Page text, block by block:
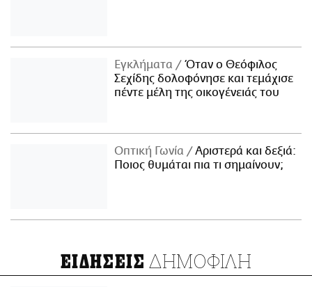
Εγκλήματα
Όταν ο Θεόφιλος
Σεχίδης δολοφόνησε και τεμάχισε
πέντε μέλη της οικογένειάς του
Οπτική Γωνία
Αριστερά και δεξιά:
Ποιος θυμάται πια τι σημαίνουν;
ΕΙΔΗΣΕΙΣ ΔΗΜΟΦΙΛΗ